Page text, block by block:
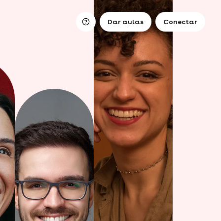
Dar aulas Conectar